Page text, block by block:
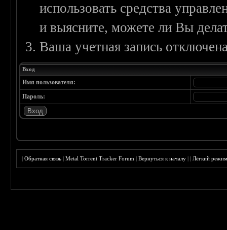
использовать средства
и выясните, можете ли Вы
Ваша учетная запись
Вход
Имя пользователя:
Пароль:
|Обратная связь |Metal Torrent Tracker Forum |Вернуться к началу ||Лёгкий